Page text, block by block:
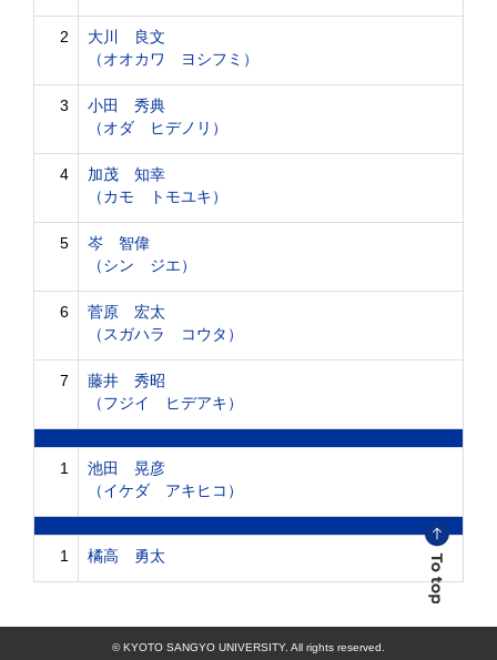
2
大川 良文
（オオカワ ヨシフミ）
3
小田 秀典
（オダ ヒデノリ）
4
加茂 知幸
（カモ トモユキ）
5
岑 智偉
（シン ジエ）
6
菅原 宏太
（スガハラ コウタ）
7
藤井 秀昭
（フジイ ヒデアキ）
1
池田 晃彦
（イケダ アキヒコ）
1 橘高 勇太
© KYOTO SANGYO UNIVERSITY. All rights reserved.